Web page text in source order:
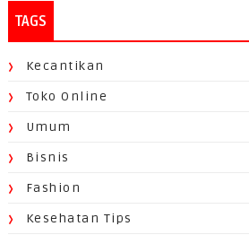
TAGS
Kecantikan
Toko Online
Umum
Bisnis
Fashion
Kesehatan Tips